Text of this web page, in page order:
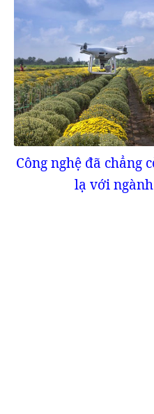
Công nghệ đã chẳng
lạ với